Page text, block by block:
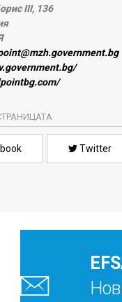
III, 136
Twitter